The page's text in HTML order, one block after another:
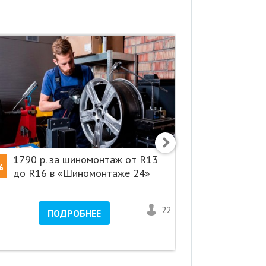
1790 р. за шиномонтаж от R13
до R16 в «Шиномонтаже 24»
ПОДРОБНЕЕ 22